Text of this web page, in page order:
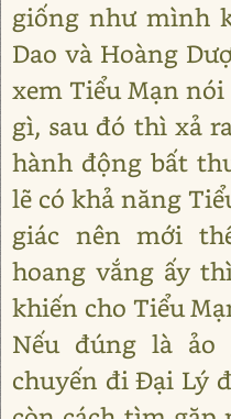
giống như mình
Dao và Hoàng
xem Tiểu Mạn
gì, sau đó thì xả
hành động bất
lẽ có khả năng
giác nên mới
hoang vắng ấy
khiến cho Tiểu
Nếu đúng là
chuyến đi Đại Lý